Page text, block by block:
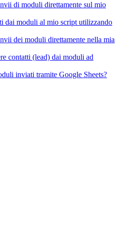
di moduli direttamente sul mio
dai moduli al mio script utilizzando
dei moduli direttamente nella mia
contatti (lead) dai moduli ad
inviati tramite Google Sheets?